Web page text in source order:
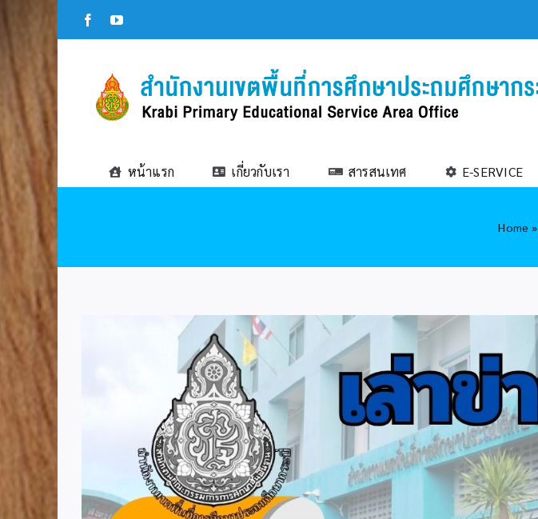
FacebookYouTube
หน้าแรก เกี่ยวกับเรา สารสนเทศ E-SERVICE
Home »